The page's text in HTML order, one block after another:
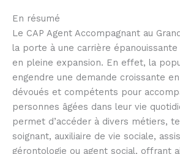
En résumé
Le CAP Agent Accompagnant au
la porte à une carrière
en pleine expansion. En effet, la
engendre une demande croissante
dévoués et compétents pour
personnes âgées dans leur vie
permet d’accéder à divers métiers,
soignant, auxiliaire de vie sociale,
gérontologie ou agent social, offrant